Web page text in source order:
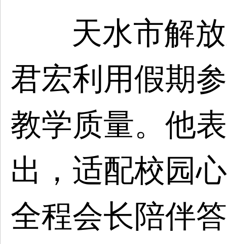
天水市解
君宏利用假期
教学质量。他
出，适配校园
全程会长陪伴